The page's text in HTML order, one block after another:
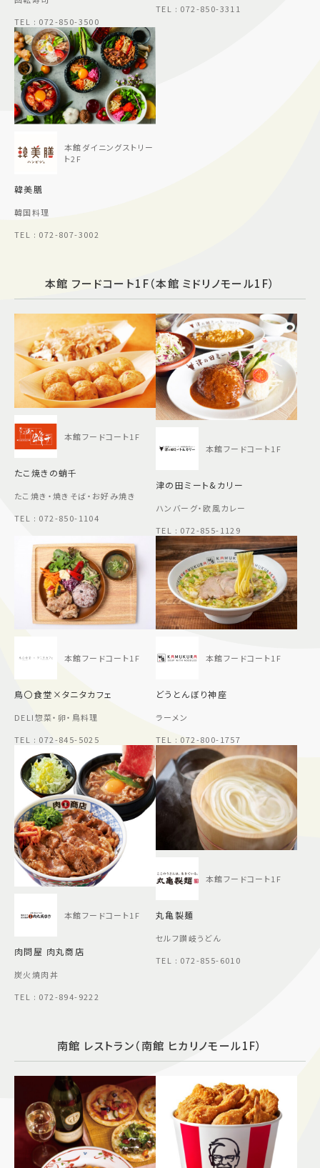
TEL : 072-850-3500
TEL : 072-850-3311
本館ダイニングストリー
ト2F
韓美膳
韓国料理
TEL : 072-807-3002
本館 フードコート1F（本館 ミドリノモール1F）
本館フードコート1F
たこ焼きの蛸千
たこ焼き・焼きそば・お好み焼き
TEL : 072-850-1104
本館フードコート1F
津の田ミート&カリー
ハンバーグ・欧風カレー
TEL : 072-855-1129
本館フードコート1F
鳥〇食堂×タニタカフェ
DELI惣菜・卵・鳥料理
TEL : 072-845-5025
本館フードコート1F
どうとんぼり神座
ラーメン
TEL : 072-800-1757
本館フードコート1F
肉問屋 肉丸商店
炭火焼肉丼
TEL : 072-894-9222
本館フードコート1F
丸亀製麺
セルフ讃岐うどん
TEL : 072-855-6010
南館 レストラン（南館 ヒカリノモール1F）